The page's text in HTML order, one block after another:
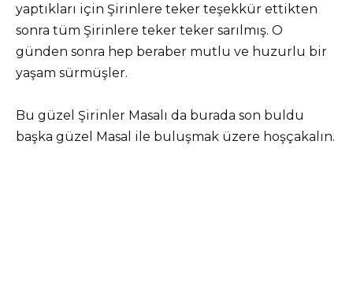
yaptıkları için Şirinlere teker teşekkür ettikten
sonra tüm Şirinlere teker teker sarılmış. O
günden sonra hep beraber mutlu ve huzurlu bir
yaşam sürmüşler.
Bu güzel Şirinler Masalı da burada son buldu
başka güzel Masal ile buluşmak üzere hoşçakalın.